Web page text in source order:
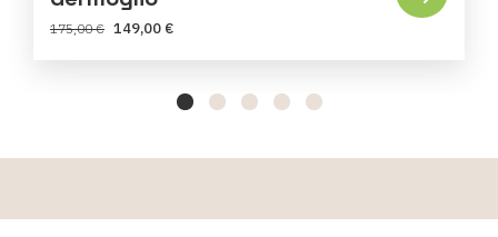
175,00 € 149,00 €